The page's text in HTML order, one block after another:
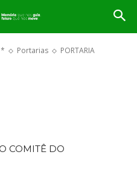
Portarias
PORTARIA
DE 6 DE
COMITÊ DO